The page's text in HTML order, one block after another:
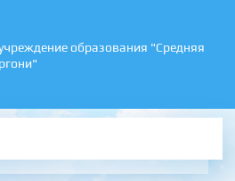
образования "Средняя